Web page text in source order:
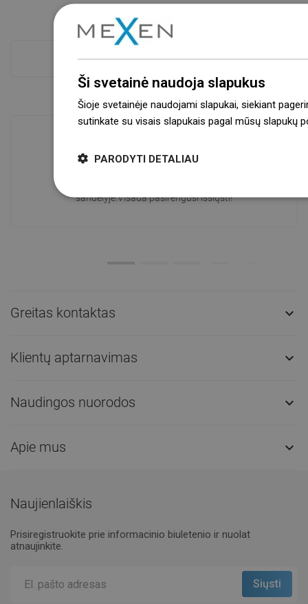
Atskaitykite daugiau
Prekių prieinamumas
sandėlyje.Visada pasirengusi išsiųsti!
Greitas kontaktas 
Klientų aptarnavimas 
Naudingos nuorodos 
Apie mus 
Naujienlaiškis
Prisiregistruokite prie informacinio biuletenio ir nuolat
atnaujinkite.
Ši svetainė naudoja slapukus
Šioje svetainėje naudojami slapukai, siekiant
sutinkate su visais slapukais pagal mūsų slapukų
PARODYTI DETALIAU